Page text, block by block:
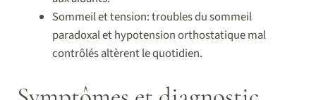
Sommeil et tension: troubles du sommeil
paradoxal et hypotension orthostatique mal
contrôlés altèrent le quotidien.